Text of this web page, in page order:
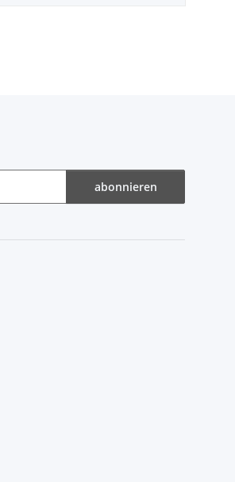
abonnieren